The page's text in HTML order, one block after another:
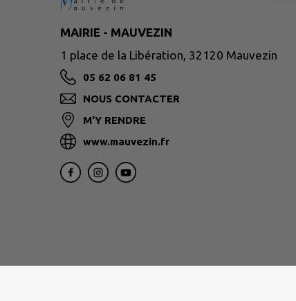
MAIRIE - MAUVEZIN
1 place de la Libération, 32120 Mauvezin
05 62 06 81 45
NOUS CONTACTER
M'Y RENDRE
www.mauvezin.fr